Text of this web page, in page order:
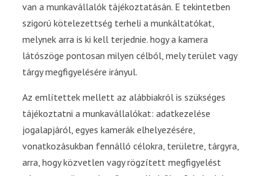
van a munkavállalók tájékoztatásán. E tekintetben
szigorú kötelezettség terheli a munkáltatókat,
melynek arra is ki kell terjednie. hogy a kamera
látószöge pontosan milyen célból, mely terület vagy
tárgy megfigyelésére irányul.
Az említettek mellett az alábbiakról is szükséges
tájékoztatni a munkavállalókat: adatkezelése
jogalapjáról, egyes kamerák elhelyezésére,
vonatkozásukban fennálló célokra, területre, tárgyra,
arra, hogy közvetlen vagy rögzített megfigyelést